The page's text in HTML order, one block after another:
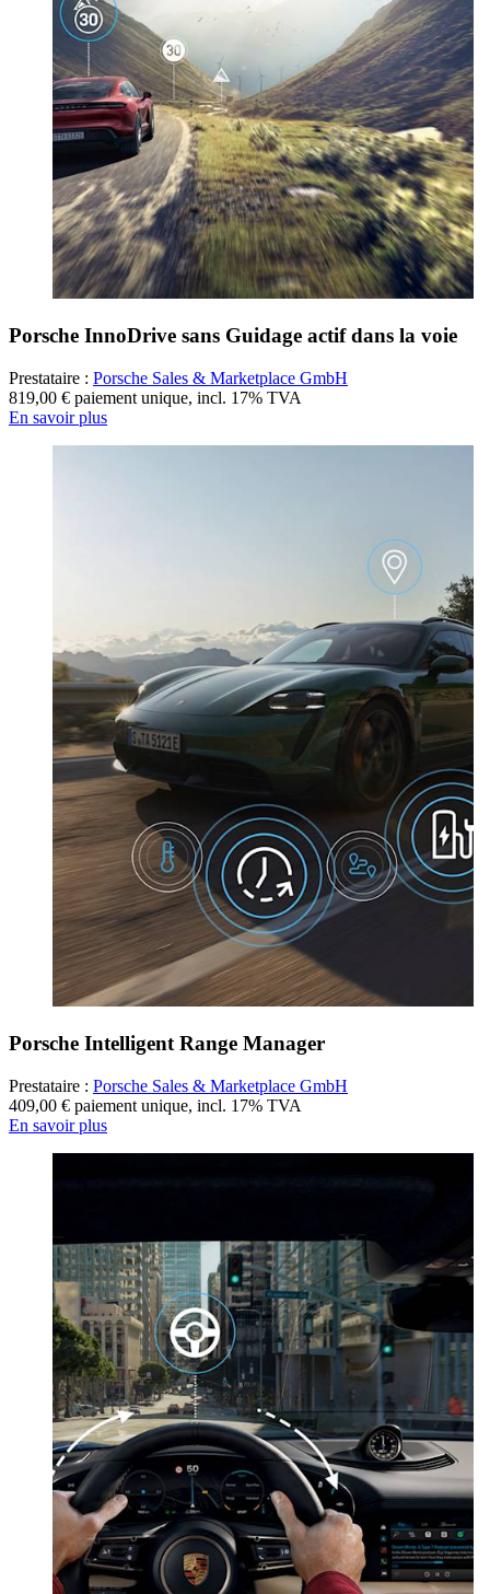
Porsche InnoDrive sans Guidage actif dans la voie
Prestataire : Porsche Sales & Marketplace GmbH
819,00 € paiement unique, incl. 17% TVA
En savoir plus
Porsche Intelligent Range Manager
Prestataire : Porsche Sales & Marketplace GmbH
409,00 € paiement unique, incl. 17% TVA
En savoir plus